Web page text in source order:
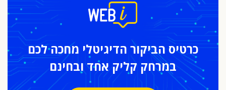
כרטיס הביקור הדיגיטלי מחכה לכם
במרחק קליק אחד ובחינם